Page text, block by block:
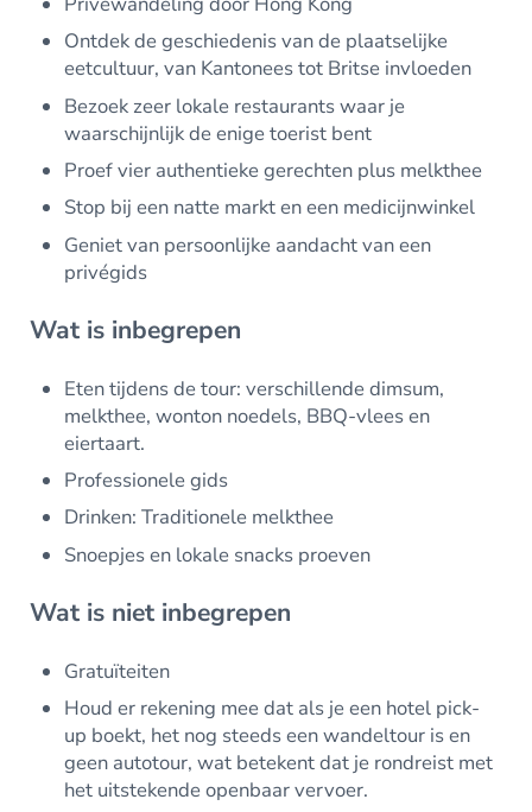
Ontdek de geschiedenis van de plaatselijke
eetcultuur, van Kantonees tot Britse invloeden
Bezoek zeer lokale restaurants waar je
waarschijnlijk de enige toerist bent
Proef vier authentieke gerechten plus melkthee
Stop bij een natte markt en een medicijnwinkel
Geniet van persoonlijke aandacht van een
privégids
Wat is inbegrepen
Eten tijdens de tour: verschillende dimsum,
melkthee, wonton noedels, BBQ-vlees en
eiertaart.
Professionele gids
Drinken: Traditionele melkthee
Snoepjes en lokale snacks proeven
Wat is niet inbegrepen
Gratuïteiten
Houd er rekening mee dat als je een hotel pick-
up boekt, het nog steeds een wandeltour is en
geen autotour, wat betekent dat je rondreist met
het uitstekende openbaar vervoer.